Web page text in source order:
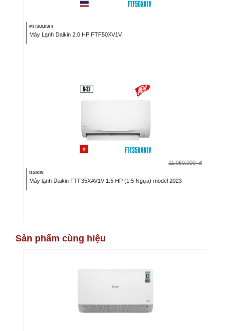
MITSUBISHI
Máy Lạnh Daikin 2.0 HP FTF50XV1V
11.050.000 đ
DAIKIN
Máy lạnh Daikin FTF35XAV1V 1.5 HP (1.5 Ngựa) model 2023
Sản phẩm cùng hiệu